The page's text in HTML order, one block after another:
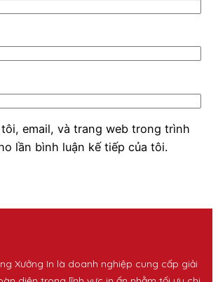
email, và trang web trong trình
lần bình luận kế tiếp của tôi.
nghiệp cung cấp giải